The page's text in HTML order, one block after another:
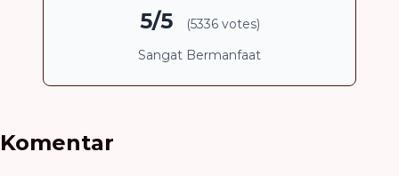
5/5
(5336 votes)
Sangat Bermanfaat
Komentar